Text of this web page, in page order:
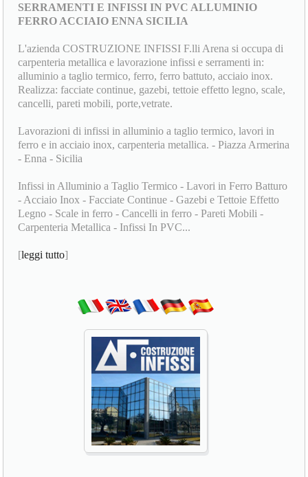
SERRAMENTI E INFISSI IN PVC ALLUMINIO
FERRO ACCIAIO ENNA SICILIA
L'azienda COSTRUZIONE INFISSI F.lli Arena si occupa di
carpenteria metallica e lavorazione infissi e serramenti in:
alluminio a taglio termico, ferro, ferro battuto, acciaio inox.
Realizza: facciate continue, gazebi, tettoie effetto legno, scale,
cancelli, pareti mobili, porte,vetrate.
Lavorazioni di infissi in alluminio a taglio termico, lavori in
ferro e in acciaio inox, carpenteria metallica. - Piazza Armerina
- Enna - Sicilia
Infissi in Alluminio a Taglio Termico - Lavori in Ferro Batturo
- Acciaio Inox - Facciate Continue - Gazebi e Tettoie Effetto
Legno - Scale in ferro - Cancelli in ferro - Pareti Mobili -
Carpenteria Metallica - Infissi In PVC...
[leggi tutto]